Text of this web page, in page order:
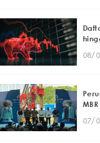
08/
07/